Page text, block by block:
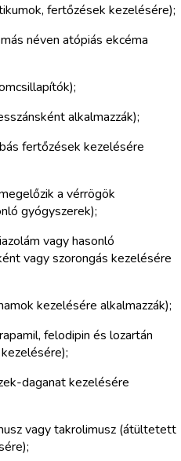
fertőzések kezelésére);
néven atópiás ekcéma
alkalmazzák);
fertőzések kezelésére
a vérrögök
gyógyszerek);
vagy hasonló
vagy szorongás kezelésére
kezelésére alkalmazzák);
felodipin és lozartán
daganat kezelésére
vagy takrolimusz (átültetett